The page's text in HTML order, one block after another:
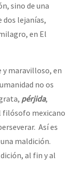
sino de una
dos lejanías,
en El
y maravilloso, en
no os
pérjida,
mexicano
Así es
maldición.
al fin y al